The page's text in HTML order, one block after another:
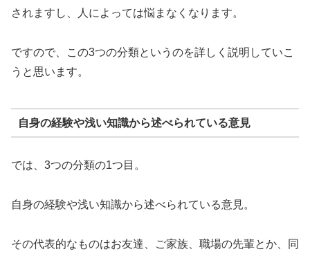
されますし、人によっては悩まなくなります。
ですので、この3つの分類というのを詳しく説明していこ
うと思います。
自身の経験や浅い知識から述べられている意見
では、3つの分類の1つ目。
自身の経験や浅い知識から述べられている意見。
その代表的なものはお友達、ご家族、職場の先輩とか、同